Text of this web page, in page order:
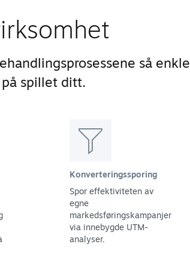
så enkle
spillet ditt.
Konverteringssporing
Spor effektiviteten av
egne
markedsføringskampanjer
via innebygde UTM-
analyser.